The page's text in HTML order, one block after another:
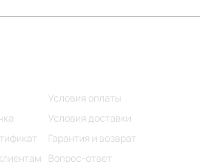
Условия оплаты
Условия доставки
Гарантия и возврат
Вопрос-ответ